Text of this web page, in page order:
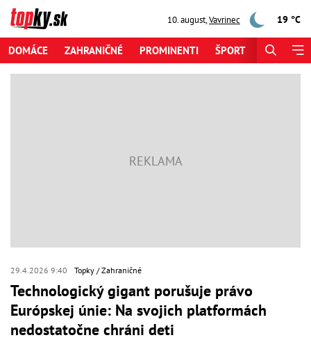
10. august,Vavrinec 19 °C
DOMÁCE ZAHRANIČNÉ PROMINENTI ŠPORT
29.4.2026 9:40 Topky Zahraničné
Technologický gigant porušuje právo
Európskej únie: Na svojich platformách
nedostatočne chráni deti